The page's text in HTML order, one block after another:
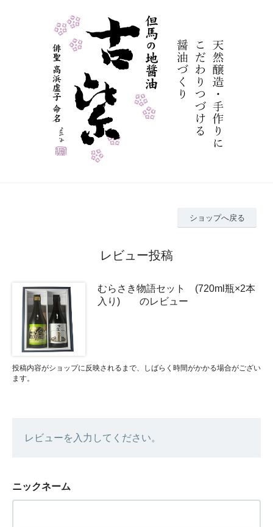
ショップへ戻る
レビュー投稿
むらさき物語セット (720ml瓶×2本
入り) のレビュー
投稿内容がショップに反映されるまで、しばらく時間がかかる場合がござい
ます。
レビューを入力してください。
ニックネーム